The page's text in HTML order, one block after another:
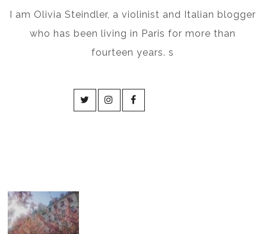
I am Olivia Steindler, a violinist and Italian blogger
who has been living in Paris for more than
fourteen years. s